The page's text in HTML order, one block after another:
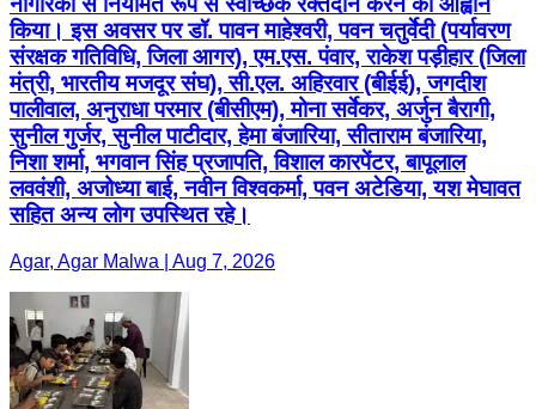
किया। इस अवसर पर डॉ. पावन माहेश्वरी, पवन चतुर्वेदी (पर्यावरण
संरक्षक गतिविधि, जिला आगर), एम.एस. पंवार, राकेश पड़ीहार (जिला
मंत्री, भारतीय मजदूर संघ), सी.एल. अहिरवार (बीईई), जगदीश
पालीवाल, अनुराधा परमार (बीसीएम), मोना सर्वेकर, अर्जुन बैरागी,
सुनील गुर्जर, सुनील पाटीदार, हेमा बंजारिया, सीताराम बंजारिया,
निशा शर्मा, भगवान सिंह प्रजापति, विशाल कारपेंटर, बापूलाल
लववंशी, अजोध्या बाई, नवीन विश्वकर्मा, पवन अटेडिया, यश मेघावत
सहित अन्य लोग उपस्थित रहे।
Agar, Agar Malwa | Aug 7, 2026